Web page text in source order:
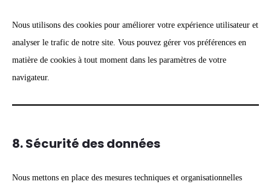
Nous utilisons des cookies pour améliorer votre expérience utilisateur et
analyser le trafic de notre site. Vous pouvez gérer vos préférences en
matière de cookies à tout moment dans les paramètres de votre
navigateur.
8. Sécurité des données
Nous mettons en place des mesures techniques et organisationnelles